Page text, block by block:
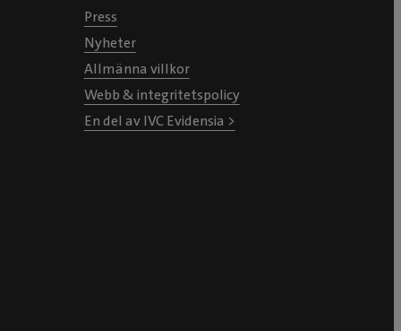
Press
Nyheter
Allmänna villkor
Webb & integritetspolicy
En del av IVC Evidensia >